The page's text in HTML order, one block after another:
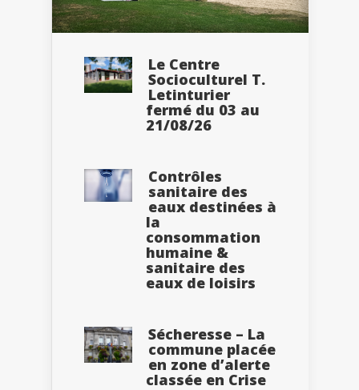
Le Centre
Socioculturel T.
Letinturier
fermé du 03 au
21/08/26
Contrôles
sanitaire des
eaux destinées à
la
consommation
humaine &
sanitaire des
eaux de loisirs
Sécheresse – La
commune placée
en zone d’alerte
classée en Crise